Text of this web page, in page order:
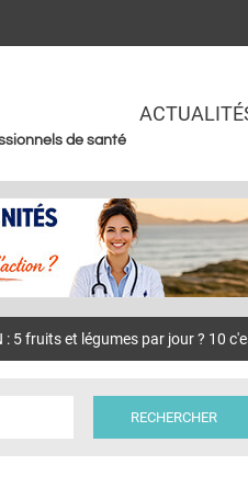
de santé
: 5 fruits et légumes par jour ? 10